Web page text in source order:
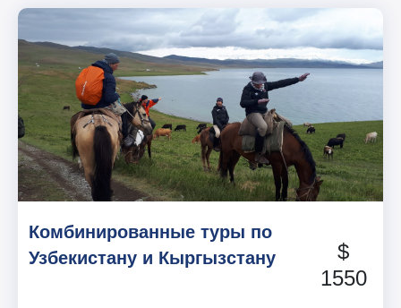
Комбинированные туры по
Узбекистану и Кыргызстану
$
1550